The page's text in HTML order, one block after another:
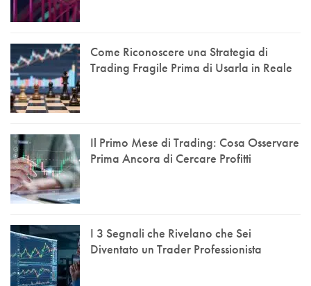
Come Riconoscere una Strategia di
Trading Fragile Prima di Usarla in Reale
Il Primo Mese di Trading: Cosa Osservare
Prima Ancora di Cercare Profitti
I 3 Segnali che Rivelano che Sei
Diventato un Trader Professionista